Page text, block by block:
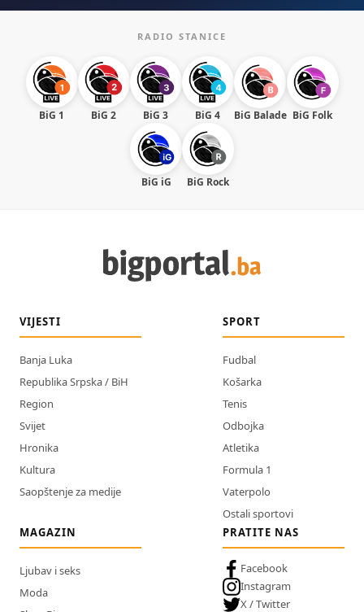
RADIO STANICE
BiG 1 BiG 2 BiG 3 BiG 4 BiG Balade BiG Folk
BiG iG BiG Rock
VIJESTI
Banja Luka
Republika Srpska / BiH
Region
Svijet
Hronika
Kultura
Saopštenje za medije
SPORT
Fudbal
Košarka
Tenis
Odbojka
Atletika
Formula 1
Vaterpolo
Ostali sportovi
MAGAZIN
Ljubav i seks
Moda
PRATITE NAS
Facebook
Instagram
X / Twitter